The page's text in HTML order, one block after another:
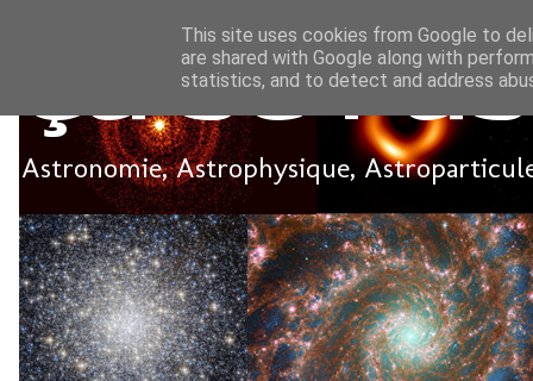
Ça se
Astronomie, Astrophysique,
This site uses cookies from Google to
are shared with Google along with
statistics, and to detect and address